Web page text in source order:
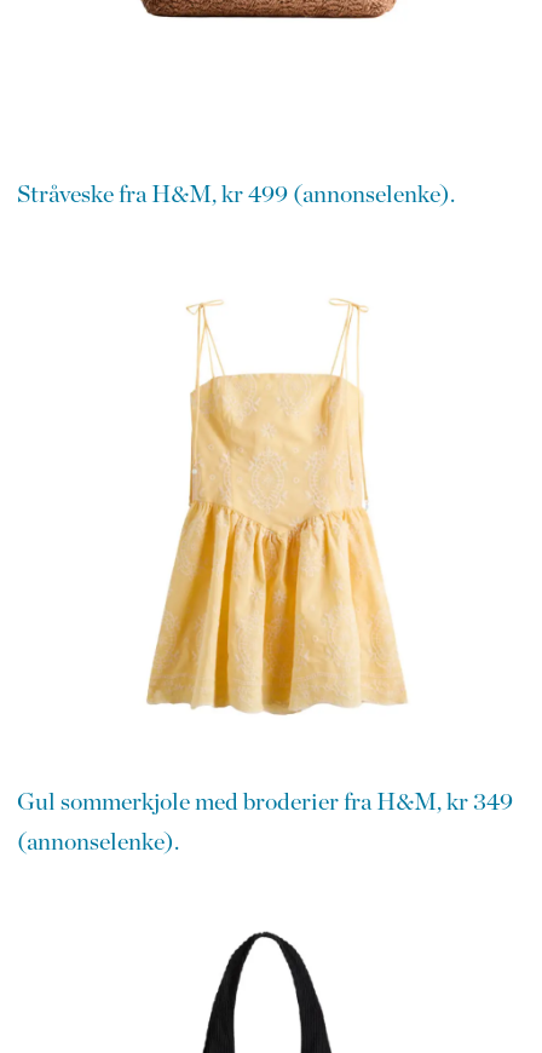
Stråveske fra H&M, kr 499 (annonselenke).
Gul sommerkjole med broderier fra H&M, kr 349
(annonselenke).